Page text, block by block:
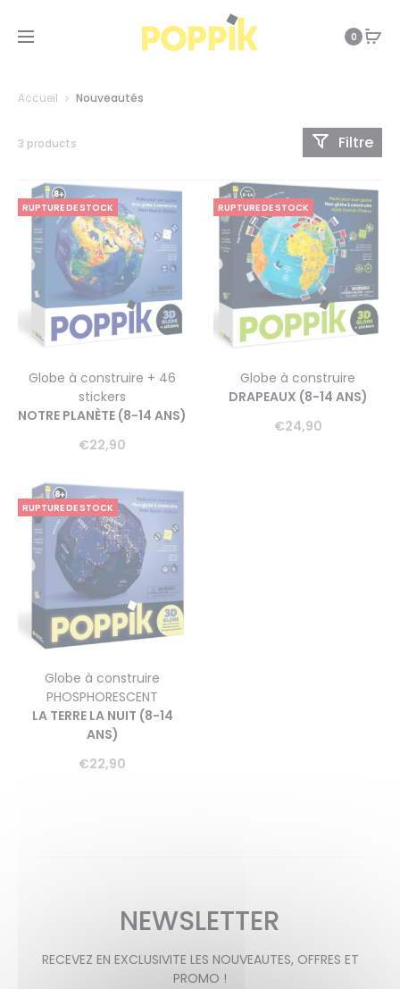
0
Accueil Nouveautés
3 products Filtre
RUPTURE DE STOCK
Globe à construire + 46
stickers
NOTRE PLANÈTE (8-14 ANS)
€22,90
RUPTURE DE STOCK
Globe à construire
DRAPEAUX (8-14 ANS)
€24,90
RUPTURE DE STOCK
Globe à construire
PHOSPHORESCENT
LA TERRE LA NUIT (8-14
ANS)
€22,90
NEWSLETTER
RECEVEZ EN EXCLUSIVITE LES NOUVEAUTES, OFFRES ET
PROMO !